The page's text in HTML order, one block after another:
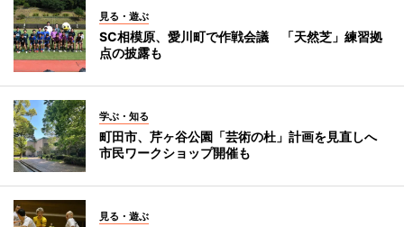
見る・遊ぶ
SC相模原、愛川町で作戦会議 「天然芝」練習拠
点の披露も
学ぶ・知る
町田市、芹ヶ谷公園「芸術の杜」計画を見直しへ
市民ワークショップ開催も
見る・遊ぶ